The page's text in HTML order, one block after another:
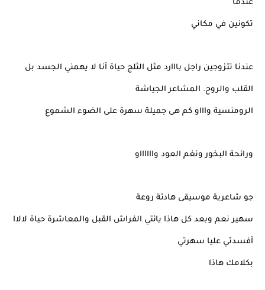
عندما
تكونين في مكاني
عندنا تتزوجين راجل بااارد مثل الثلج حياة آنا لا يهمني الجسد بل
القلب والروح. المشاعر الجياشة
الرومنسية واااو كم هى جميلة سهرة على الضوء الشموع
ورائحة البخور ونغم العود وااااااو
جو شاعرية موسيقى هادئة روعة
سهير نعم وبعد كل هاذا يائتي الفراش القبل والمعاشرة حياة لالاا
آفسدتي عليا سهرتي
بكلامك هاذا